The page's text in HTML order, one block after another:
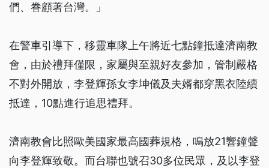
們、眷顧著台灣。」
在警車引導下，移靈車隊上午將近七點鐘抵達濟南教
會，由於禮拜僅限，家屬與至親好友參加，管制嚴格
不對外開放，李登輝孫女李坤儀及夫婿都穿黑衣陸續
抵達，10點進行追思禮拜。
濟南教會比照歐美國家最高國葬規格，鳴放21響鐘聲
向李登輝致敬。而台聯也號召30多位民眾，及以李登